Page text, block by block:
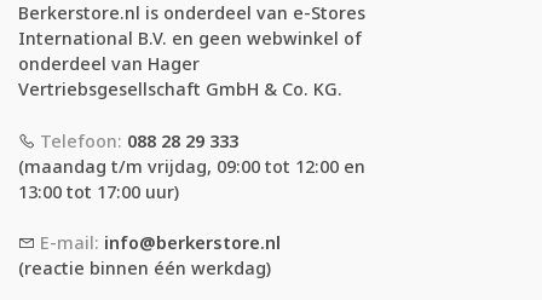
Berkerstore.nl is onderdeel van e-Stores
International B.V. en geen webwinkel of
onderdeel van Hager
Vertriebsgesellschaft GmbH & Co. KG.
Telefoon: 088 28 29 333
(maandag t/m vrijdag, 09:00 tot 12:00 en
13:00 tot 17:00 uur)
E-mail: info@berkerstore.nl
(reactie binnen één werkdag)